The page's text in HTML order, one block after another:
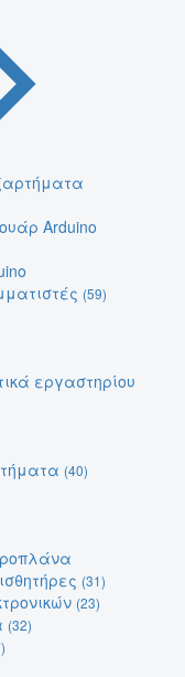
Arduino
(59)
εργαστηρίου
(40)
(31)
(23)
(32)